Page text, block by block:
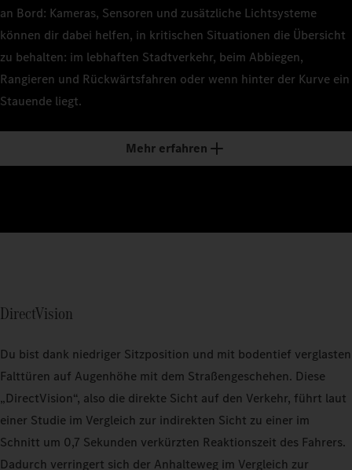
an Bord: Kameras, Sensoren und zusätzliche Lichtsysteme
können dir dabei helfen, in kritischen Situationen die Übersicht
zu behalten: im lebhaften Stadtverkehr, beim Abbiegen,
Rangieren und Rückwärtsfahren oder wenn hinter der Kurve ein
Stauende liegt.
Mehr erfahren
DirectVision
Du bist dank niedriger Sitzposition und mit bodentief verglasten
Falttüren auf Augenhöhe mit dem Straßengeschehen. Diese
„DirectVision“, also die direkte Sicht auf den Verkehr, führt laut
einer Studie im Vergleich zur indirekten Sicht zu einer im
Schnitt um 0,7 Sekunden verkürzten Reaktionszeit des Fahrers.
Dadurch verringert sich der Anhalteweg im Vergleich zur